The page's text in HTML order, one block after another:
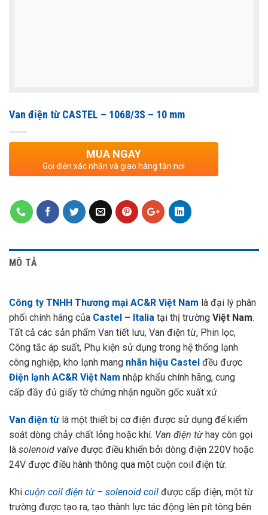
Van điện từ CASTEL – 1068/3S – 10 mm
MUA NGAY
Gọi điện xác nhận và giao hàng tận nơi
MÔ TẢ
Công ty TNHH Thương mại AC&R Việt Nam là đại lý phân
phối chính hãng của Castel – Italia tại thị trường Việt Nam.
Tất cả các sản phẩm Van tiết lưu, Van điện từ, Phin lọc,
Công tắc áp suất, Phụ kiện sử dụng trong hệ thống lạnh
công nghiệp, kho lạnh mang nhãn hiệu Castel đều được
Điện lạnh AC&R Việt Nam nhập khẩu chính hãng, cung
cấp đầy đủ giấy tờ chứng nhận nguồn gốc xuất xứ.
Van điện từlà một thiết bị cơ điện được sử dụng để kiểm
soát dòng chảy chất lỏng hoặc khí. Van điện từhay còn gọi
là solenoid valve được điều khiển bởi dòng điện 220V hoặc
24V được điều hành thông qua một cuộn coil điện từ.
Khi cuộn coil điện từ – solenoid coil được cấp điện, một từ
trường được tạo ra, tạo thành lực tác động lên pít tông bên